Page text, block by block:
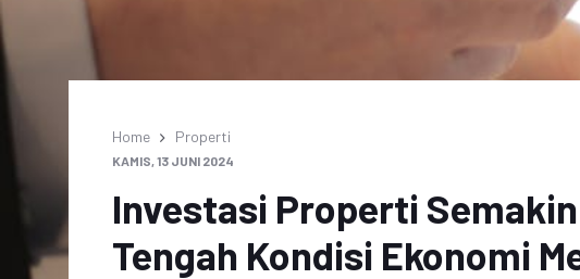
Home Properti
KAMIS, 13 JUNI 2024
Investasi Properti
Tengah Kondisi Ekonomi